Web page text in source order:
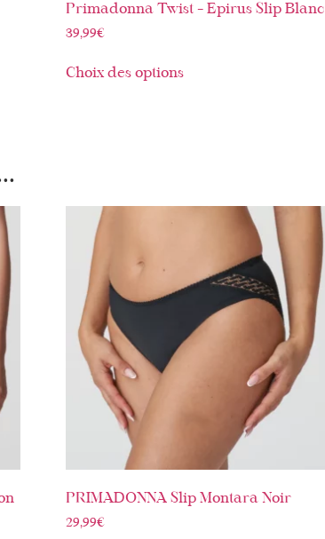
Primadonna Twist – Epirus Slip Blanc
39,99€
Choix des options
PRIMADONNA Slip Montara Noir
29,99€